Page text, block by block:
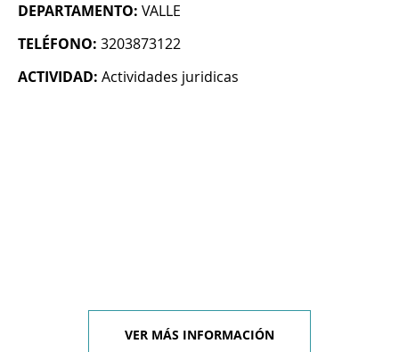
DEPARTAMENTO: VALLE
TELÉFONO: 3203873122
ACTIVIDAD: Actividades juridicas
VER MÁS INFORMACIÓN